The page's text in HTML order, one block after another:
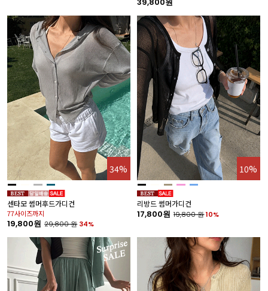
34%
센타모 썸머후드가디건
77사이즈까지
19,800원 29,800원 34%
10%
리방드 썸머가디건
17,800원 19,800원10%